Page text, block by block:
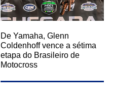
De Yamaha, Glenn
Coldenhoff vence a sétima
etapa do Brasileiro de
Motocross